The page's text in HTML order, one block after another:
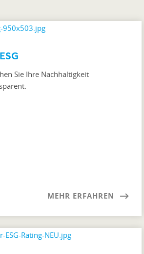
Sie Ihre Nachhaltigkeit
MEHR ERFAHREN